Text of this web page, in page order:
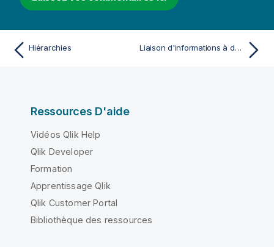
Hiérarchies Liaison d'informations à des valeurs de champ
Ressources D'aide
Vidéos Qlik Help
Qlik Developer
Formation
Apprentissage Qlik
Qlik Customer Portal
Bibliothèque des ressources